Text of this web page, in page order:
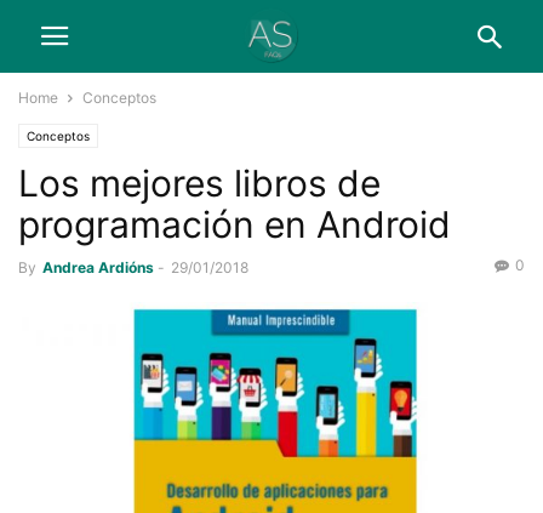
Home Conceptos
Conceptos
Los mejores libros de
programación en Android
By Andrea Ardións - 29/01/2018 0